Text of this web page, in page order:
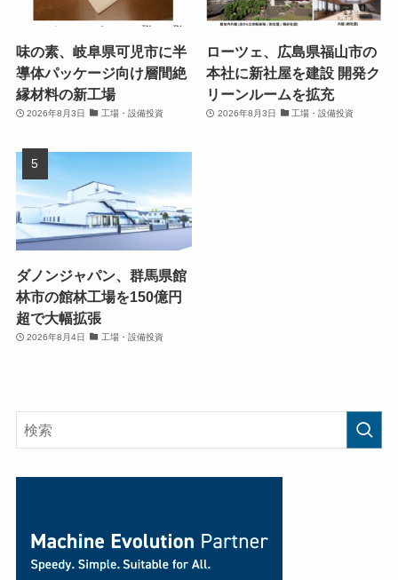
味の素、岐阜県可児市に半
導体パッケージ向け層間絶
縁材料の新工場
2026年8月3日 工場・設備投資
ローツェ、広島県福山市の
本社に新社屋を建設 開発ク
リーンルームを拡充
2026年8月3日 工場・設備投資
ダノンジャパン、群馬県館
林市の館林工場を150億円
超で大幅拡張
2026年8月4日 工場・設備投資